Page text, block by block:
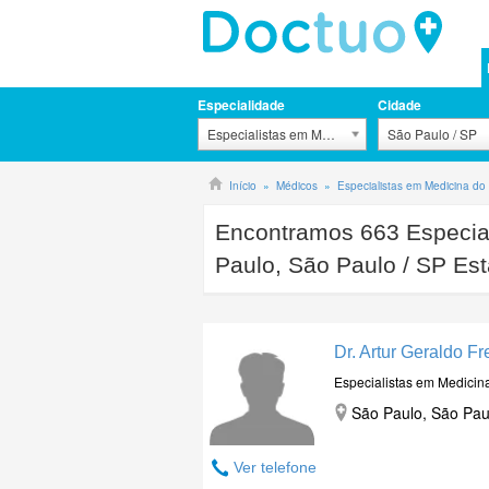
Especialidade
Especialistas em Medicina do Trabalho
Cidade
São Paulo / SP
Início Médicos Especialistas em Medicina do
Encontramos 663
Paulo, São Paulo / SP
Ver telefone
Dr. Artur Geraldo
Especialistas em
São Paulo, São